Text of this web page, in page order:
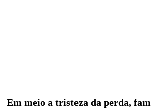
Em meio a tristeza da perda,